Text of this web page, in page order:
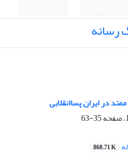
رسانه
در ایران پساانقلابی
35-63
868.71 K